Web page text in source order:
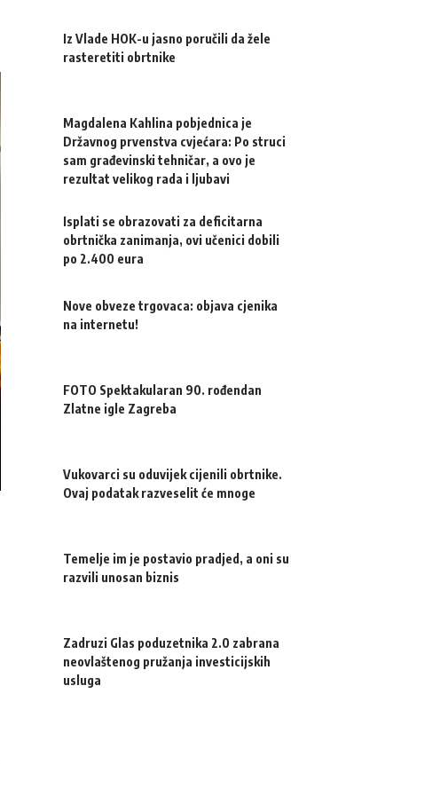
Iz Vlade HOK-u jasno poručili da žele
rasteretiti obrtnike
Magdalena Kahlina pobjednica je
Državnog prvenstva cvjećara: Po struci
sam građevinski tehničar, a ovo je
rezultat velikog rada i ljubavi
Isplati se obrazovati za deficitarna
obrtnička zanimanja, ovi učenici dobili
po 2.400 eura
Nove obveze trgovaca: objava cjenika
na internetu!
FOTO Spektakularan 90. rođendan
Zlatne igle Zagreba
Vukovarci su oduvijek cijenili obrtnike.
Ovaj podatak razveselit će mnoge
Temelje im je postavio pradjed, a oni su
razvili unosan biznis
Zadruzi Glas poduzetnika 2.0 zabrana
neovlaštenog pružanja investicijskih
usluga